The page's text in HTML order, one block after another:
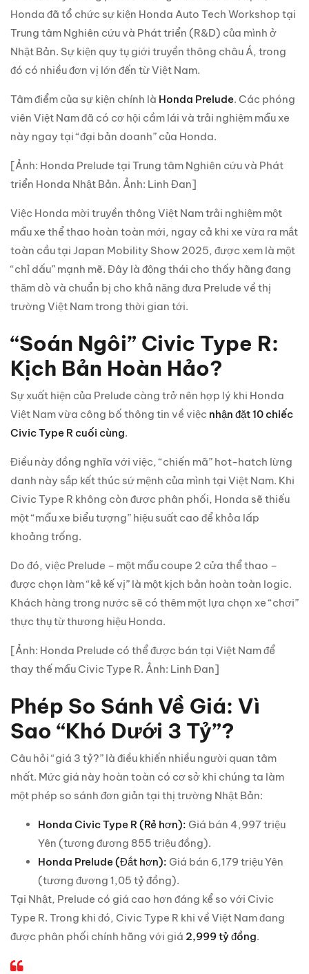
Honda đã tổ chức sự kiện Honda Auto Tech Workshop tại
Trung tâm Nghiên cứu và Phát triển (R&D) của mình ở
Nhật Bản. Sự kiện quy tụ giới truyền thông châu Á, trong
đó có nhiều đơn vị lớn đến từ Việt Nam.
Tâm điểm của sự kiện chính là Honda Prelude. Các phóng
viên Việt Nam đã có cơ hội cầm lái và trải nghiệm mẫu xe
này ngay tại “đại bản doanh” của Honda.
[Ảnh: Honda Prelude tại Trung tâm Nghiên cứu và Phát
triển Honda Nhật Bản. Ảnh: Linh Đan]
Việc Honda mời truyền thông Việt Nam trải nghiệm một
mẫu xe thể thao hoàn toàn mới, ngay cả khi xe vừa ra mắt
toàn cầu tại Japan Mobility Show 2025, được xem là một
“chỉ dấu” mạnh mẽ. Đây là động thái cho thấy hãng đang
thăm dò và chuẩn bị cho khả năng đưa Prelude về thị
trường Việt Nam trong thời gian tới.
“Soán Ngôi” Civic Type R:
Kịch Bản Hoàn Hảo?
Sự xuất hiện của Prelude càng trở nên hợp lý khi Honda
Việt Nam vừa công bố thông tin về việc nhận đặt 10 chiếc
Civic Type R cuối cùng.
Điều này đồng nghĩa với việc, “chiến mã” hot-hatch lừng
danh này sắp kết thúc sứ mệnh của mình tại Việt Nam. Khi
Civic Type R không còn được phân phối, Honda sẽ thiếu
một “mẫu xe biểu tượng” hiệu suất cao để khỏa lấp
khoảng trống.
Do đó, việc Prelude – một mẫu coupe 2 cửa thể thao –
được chọn làm “kẻ kế vị” là một kịch bản hoàn toàn logic.
Khách hàng trong nước sẽ có thêm một lựa chọn xe “chơi”
thực thụ từ thương hiệu Honda.
[Ảnh: Honda Prelude có thể được bán tại Việt Nam để
thay thế mẫu Civic Type R. Ảnh: Linh Đan]
Phép So Sánh Về Giá: Vì
Sao “Khó Dưới 3 Tỷ”?
Câu hỏi “giá 3 tỷ?” là điều khiến nhiều người quan tâm
nhất. Mức giá này hoàn toàn có cơ sở khi chúng ta làm
một phép so sánh đơn giản tại thị trường Nhật Bản:
Honda Civic Type R (Rẻ hơn): Giá bán 4,997 triệu
Yên (tương đương 855 triệu đồng).
Honda Prelude (Đắt hơn): Giá bán 6,179 triệu Yên
(tương đương 1,05 tỷ đồng).
Tại Nhật, Prelude có giá cao hơn đáng kể so với Civic
Type R. Trong khi đó, Civic Type R khi về Việt Nam đang
được phân phối chính hãng với giá 2,999 tỷ đồng.